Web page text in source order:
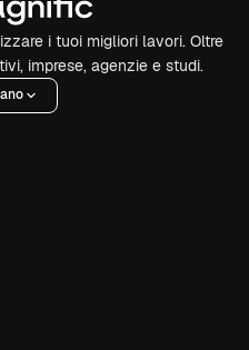
i tuoi migliori lavori. Oltre
imprese, agenzie e studi.